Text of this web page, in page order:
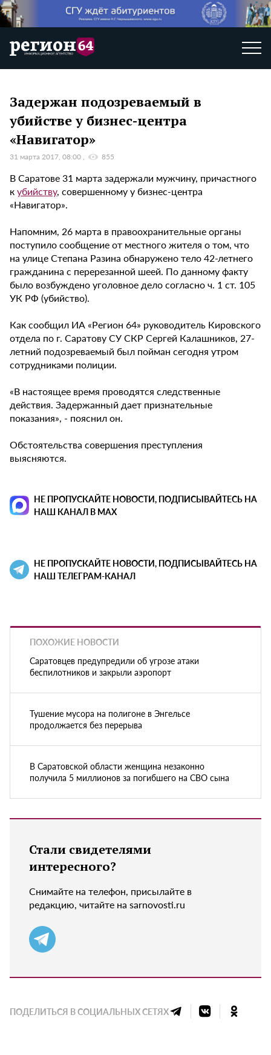
Задержан подозреваемый в
убийстве у бизнес-центра
«Навигатор»
31 марта 2017, 08:00 855
В Саратове 31 марта задержали мужчину, причастного
кубийству, совершенному у бизнес-центра
«Навигатор».
Напомним, 26 марта в правоохранительные органы
поступило сообщение от местного жителя о том, что
на улице Степана Разина обнаружено тело 42-летнего
гражданина с перерезанной шеей. По данному факту
было возбуждено уголовное дело согласно ч. 1 ст. 105
УК РФ (убийство).
Как сообщил ИА «Регион 64» руководитель Кировского
отдела по г. Саратову СУ СКР Сергей Калашников, 27-
летний подозреваемый был пойман сегодня утром
сотрудниками полиции.
«В настоящее время проводятся следственные
действия. Задержанный дает признательные
показания», - пояснил он.
Обстоятельства совершения преступления
выясняются.
НЕ ПРОПУСКАЙТЕ НОВОСТИ, ПОДПИСЫВАЙТЕСЬ НА
НАШ КАНАЛ В MAX
НЕ ПРОПУСКАЙТЕ НОВОСТИ, ПОДПИСЫВАЙТЕСЬ НА
НАШ ТЕЛЕГРАМ-КАНАЛ
ПОХОЖИЕ НОВОСТИ
Саратовцев предупредили об угрозе атаки
беспилотников и закрыли аэропорт
Тушение мусора на полигоне в Энгельсе
продолжается без перерыва
В Саратовской области женщина незаконно
получила 5 миллионов за погибшего на СВО сына
Стали свидетелями
интересного?
Снимайте на телефон, присылайте в
редакцию, читайте на sarnovosti.ru
ПОДЕЛИТЬСЯ В СОЦИАЛЬНЫХ СЕТЯХ